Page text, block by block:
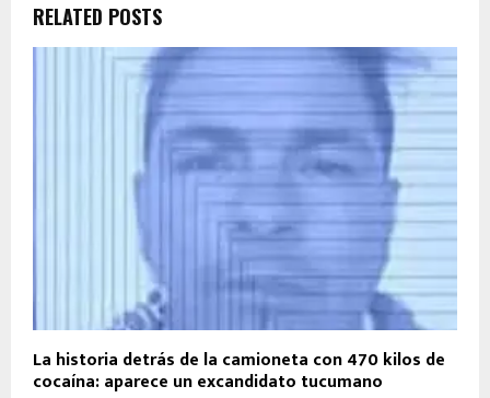
RELATED POSTS
La historia detrás de la camioneta con 470 kilos de
cocaína: aparece un excandidato tucumano